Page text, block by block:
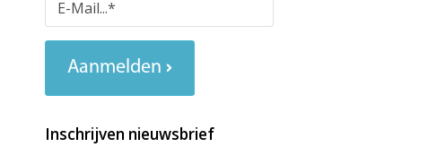
Aanmelden
Inschrijven nieuwsbrief